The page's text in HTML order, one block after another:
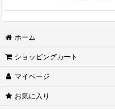
ホーム
ショッピングカート
マイページ
お気に入り